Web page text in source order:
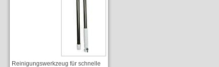
Reinigungswerkzeug für schnelle